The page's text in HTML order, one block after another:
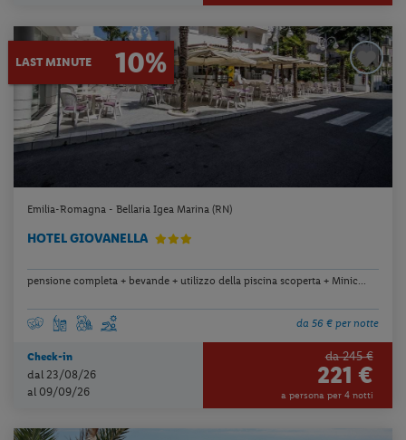
LAST MINUTE 10%
Emilia-Romagna - Bellaria Igea Marina (RN)
HOTEL GIOVANELLA
pensione completa + bevande + utilizzo della piscina scoperta + Minic...
da 56 € per notte
Check-in
dal 23/08/26
al 09/09/26
da 245 €
221 €
a persona per 4 notti